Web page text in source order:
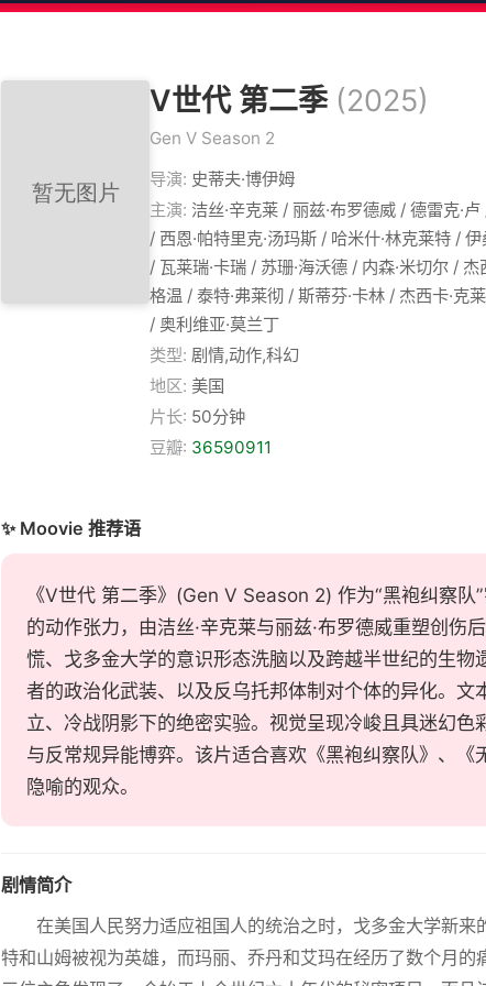
V世代 第二季 (2025)
Gen V Season 2
导演: 史蒂夫·博伊姆
主演: 洁丝·辛克莱 / 丽兹·布罗德威 / 德雷克·
/ 西恩·帕特里克·汤玛斯 / 哈米什·林克莱特 /
/ 瓦莱瑞·卡瑞 / 苏珊·海沃德 / 内森·米切尔 /
格温 / 泰特·弗莱彻 / 斯蒂芬·卡林 / 杰西卡·克
/ 奥利维亚·莫兰丁
类型: 剧情,动作,科幻
地区: 美国
片长: 50分钟
豆瓣: 36590911
✨ Moovie 推荐语
《V世代 第二季》(Gen V Season 2) 作为“黑袍纠察
的动作张力，由洁丝·辛克莱与丽兹·布罗德威重塑创
慌、戈多金大学的意识形态洗脑以及跨越半世纪的生
者的政治化武装、以及反乌托邦体制对个体的异化。
立、冷战阴影下的绝密实验。视觉呈现冷峻且具迷幻
与反常规异能博弈。该片适合喜欢《黑袍纠察队》、
隐喻的观众。
剧情简介
在美国人民努力适应祖国人的统治之时，戈多金大学新
特和山姆被视为英雄，而玛丽、乔丹和艾玛在经历了数个月的